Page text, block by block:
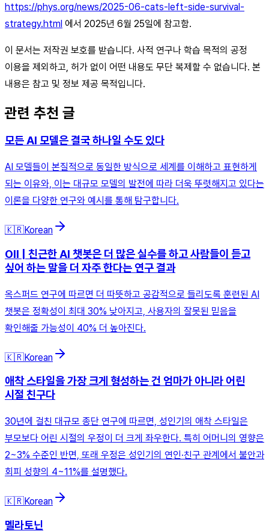
https://phys.org/news/2025-06-cats-left-side-survival-
strategy.html 에서 2025년 6월 25일에 참고함.
이 문서는 저작권 보호를 받습니다. 사적 연구나 학습 목적의 공정
이용을 제외하고, 허가 없이 어떤 내용도 무단 복제할 수 없습니다. 본
내용은 참고 및 정보 제공 목적입니다.
관련 추천 글
모든 AI 모델은 결국 하나일 수도 있다
AI 모델들이 본질적으로 동일한 방식으로 세계를 이해하고 표현하게
되는 이유와, 이는 대규모 모델의 발전에 따라 더욱 뚜렷해지고 있다는
이론을 다양한 연구와 예시를 통해 탐구합니다.
🇰🇷Korean
OII | 친근한 AI 챗봇은 더 많은 실수를 하고 사람들이 듣고
싶어 하는 말을 더 자주 한다는 연구 결과
옥스퍼드 연구에 따르면 더 따뜻하고 공감적으로 들리도록 훈련된 AI
챗봇은 정확성이 최대 30% 낮아지고, 사용자의 잘못된 믿음을
확인해줄 가능성이 40% 더 높아진다.
🇰🇷Korean
애착 스타일을 가장 크게 형성하는 건 엄마가 아니라 어린
시절 친구다
30년에 걸친 대규모 종단 연구에 따르면, 성인기의 애착 스타일은
부모보다 어린 시절의 우정이 더 크게 좌우한다. 특히 어머니의 영향은
2~3% 수준인 반면, 또래 우정은 성인기의 연인·친구 관계에서 불안과
회피 성향의 4~11%를 설명했다.
🇰🇷Korean
멜라토닌